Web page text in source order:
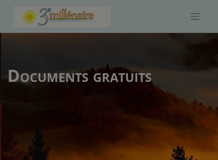
Documents gratuits